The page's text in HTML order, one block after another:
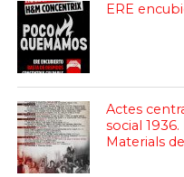
ERE
Actes
social
Materials